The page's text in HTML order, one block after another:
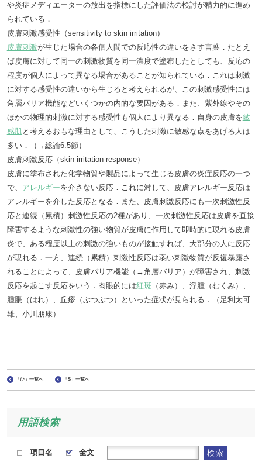
や炎症メディエーターの放出を指標にした評価法の検討が精力的に進め
られている．
皮膚刺激感受性（sensitivity to skin irritation）
皮膚刺激が生じた場合の各個人間での反応性の違いをさす言葉．たとえ
ば皮膚に対して同一の刺激物質を同一濃度で塗布したとしても、反応の
程度が個人によって異なる場合があることが知られている．これは刺激
に対する感受性の違いから生じると考えられるが、この刺激感受性には
角層バリア機能などいくつかの内的な要因がある．また、紫外線やその
ほかの物理的刺激に対する感受性も個人により異なる．自身の皮膚を敏
感肌と考えるおもな理由として、こうした刺激に敏感な点をあげる人は
多い．（→総論6.5節）
皮膚刺激反応（skin irritation response）
皮膚に塗布された化学物質や製品によって生じる皮膚の炎症反応の一つ
で、 アレルギーを介さない反応．これに対して、皮膚アレルギー反応は
アレルギーを介した反応となる．また、皮膚刺激反応にも一次刺激性反
応と連続（累積）刺激性反応の2種があり、一次刺激性反応は皮膚を直接
障害するような刺激性の強い物質が皮膚に作用して即時的に現れる皮膚
炎で、ある程度以上の刺激の強いものが接触すれば、大部分の人に反応
が現れる．一方、連続（累積）刺激性反応は弱い刺激物質が反復暴露さ
れることによって、皮膚バリア機能（→角層バリア）が障害され、刺激
反応を起こす反応をいう．肉眼的には紅斑（赤み）、浮腫（むくみ）、
腫脹（はれ）、丘疹（ぶつぶつ）といった症状が見られる．（足利太可
雄、小川朋康）
「ひ」一覧へ 「S」一覧へ
用語検索
項目名 全文 検索